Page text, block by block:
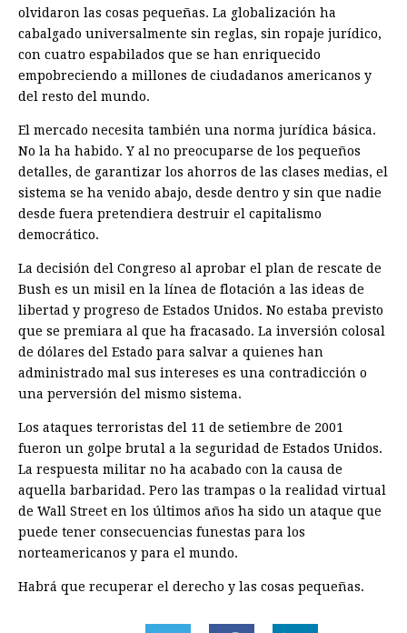
olvidaron las cosas pequeñas. La globalización ha
cabalgado universalmente sin reglas, sin ropaje jurídico,
con cuatro espabilados que se han enriquecido
empobreciendo a millones de ciudadanos americanos y
del resto del mundo.
El mercado necesita también una norma jurídica básica.
No la ha habido. Y al no preocuparse de los pequeños
detalles, de garantizar los ahorros de las clases medias, el
sistema se ha venido abajo, desde dentro y sin que nadie
desde fuera pretendiera destruir el capitalismo
democrático.
La decisión del Congreso al aprobar el plan de rescate de
Bush es un misil en la línea de flotación a las ideas de
libertad y progreso de Estados Unidos. No estaba previsto
que se premiara al que ha fracasado. La inversión colosal
de dólares del Estado para salvar a quienes han
administrado mal sus intereses es una contradicción o
una perversión del mismo sistema.
Los ataques terroristas del 11 de setiembre de 2001
fueron un golpe brutal a la seguridad de Estados Unidos.
La respuesta militar no ha acabado con la causa de
aquella barbaridad. Pero las trampas o la realidad virtual
de Wall Street en los últimos años ha sido un ataque que
puede tener consecuencias funestas para los
norteamericanos y para el mundo.
Habrá que recuperar el derecho y las cosas pequeñas.